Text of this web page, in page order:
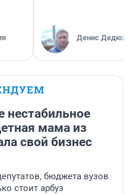
Денис
нестабильное
мама из
свой бизнес
бюджета вузов
стоит арбуз